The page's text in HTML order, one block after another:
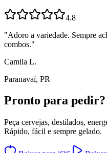
4.8
"Adoro a variedade. Sempre
combos."
Camila L.
Paranavaí, PR
Pronto para pedir?
Peça cervejas, destilados,
Rápido, fácil e sempre gelado.